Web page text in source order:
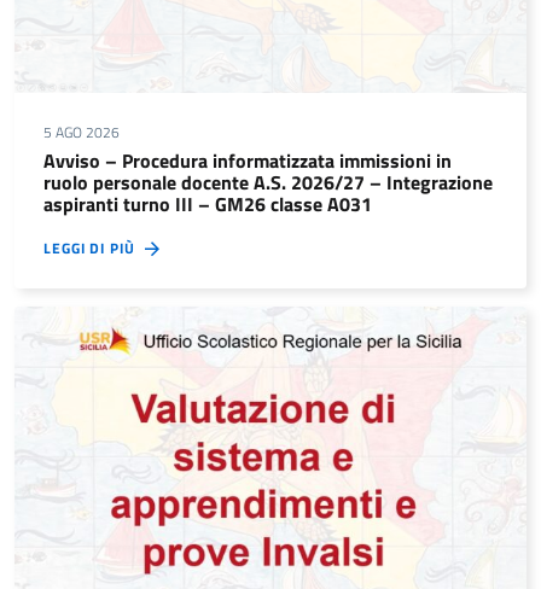
5 AGO 2026
Avviso – Procedura informatizzata immissioni in
ruolo personale docente A.S. 2026/27 – Integrazione
aspiranti turno III – GM26 classe A031
LEGGI DI PIÙ